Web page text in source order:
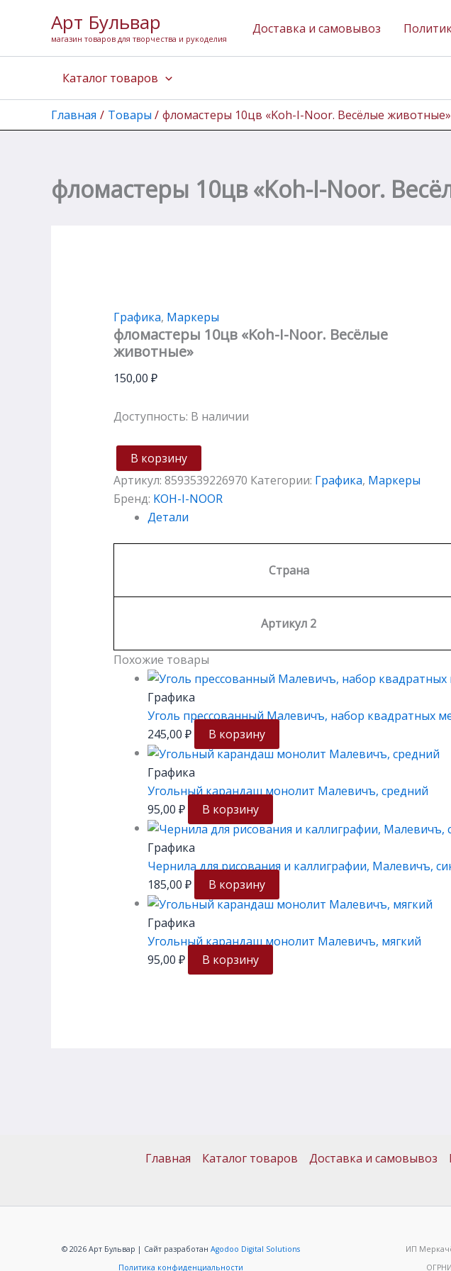
содержимому
Арт Бульвар
магазин товаров для творчества и рукоделия
Доставка и самовывоз
Каталог товаров
Главная Товары фломастеры 10цв «Koh-I-Noor. Весёлые животные»
фломастеры 10цв «Koh-I-Noor.
Графика, Маркеры
фломастеры 10цв «Koh-I-Noor. Весёлые
животные»
150,00 ₽
Доступность: В наличии
товара
фломастеры
I-
животные"
В корзину
Артикул: 8593539226970 Категории: Графика, Маркеры
Бренд: KOH-I-NOOR
Детали
Страна
Артикул 2
Похожие товары
Графика
Уголь прессованный Малевичъ, набор квадратных
245,00 ₽ В корзину
Графика
Угольный карандаш монолит Малевичъ, средний
95,00 ₽ В корзину
Графика
Чернила для рисования и каллиграфии, Малевичъ,
185,00 ₽ В корзину
Графика
Угольный карандаш монолит Малевичъ, мягкий
95,00 ₽ В корзину
Главная Каталог товаров Доставка и самовывоз
© 2026 Арт Бульвар | Сайт разработанAgodoo Digital Solutions
Политика конфиденциальности
ИП